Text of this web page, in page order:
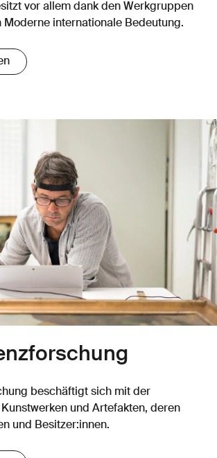
vor allem dank den Werkgruppen
Moderne internationale Bedeutung.
beschäftigt sich mit der
und Artefakten, deren
und Besitzer:innen.